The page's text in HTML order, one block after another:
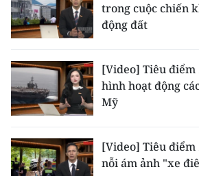
THỜI NAY
NHÂN DÂN CUỐI TUẦN
NHÂN DÂN HẰNG THÁNG
MUA BÁO
ĐỌC BÁO IN
trong cuộc chiến
động đất
[Video] Tiêu điểm
hình hoạt động
Mỹ
[Video] Tiêu
nỗi ám ảnh "xe